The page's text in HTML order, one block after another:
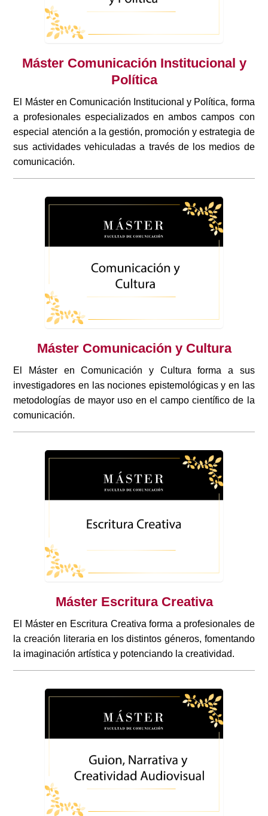
Máster Comunicación Institucional y
Política
El Máster en Comunicación Institucional y Política, forma
a profesionales especializados en ambos campos con
especial atención a la gestión, promoción y estrategia de
sus actividades vehiculadas a través de los medios de
comunicación.
Máster Comunicación y Cultura
El Máster en Comunicación y Cultura forma a sus
investigadores en las nociones epistemológicas y en las
metodologías de mayor uso en el campo científico de la
comunicación.
Máster Escritura Creativa
El Máster en Escritura Creativa forma a profesionales de
la creación literaria en los distintos géneros, fomentando
la imaginación artística y potenciando la creatividad.